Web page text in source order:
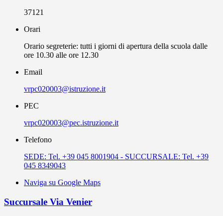
37121
Orari
Orario segreterie: tutti i giorni di apertura della scuola dalle
ore 10.30 alle ore 12.30
Email
vrpc020003@istruzione.it
PEC
vrpc020003@pec.istruzione.it
Telefono
SEDE: Tel. +39 045 8001904 - SUCCURSALE: Tel. +39
045 8349043
Naviga su Google Maps
Succursale Via Venier